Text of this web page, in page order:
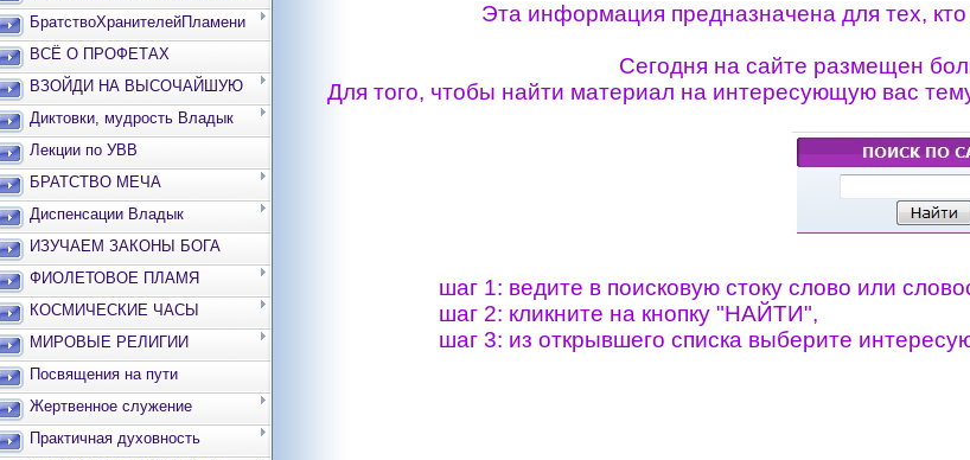
БратствоХранителейПламени
ВСЁ О ПРОФЕТАХ
ВЗОЙДИ НА ВЫСОЧАЙШУЮ
ВЕРШИНУ
Диктовки, мудрость Владык
Лекции по УВВ
БРАТСТВО МЕЧА
Диспенсации Владык
ИЗУЧАЕМ ЗАКОНЫ БОГА
ФИОЛЕТОВОЕ ПЛАМЯ
КОСМИЧЕСКИЕ ЧАСЫ
МИРОВЫЕ РЕЛИГИИ
Посвящения на пути
Жертвенное служение
Практичная духовность
Эта информация предназначена для тех,
Сегодня на сайте размещен
Для того, чтобы найти материал на интересующую вас
шаг 1: ведите в поисковую стоку слово или
шаг 2: кликните на кнопку "НАЙТИ",
шаг 3: из открывшего списка выберите